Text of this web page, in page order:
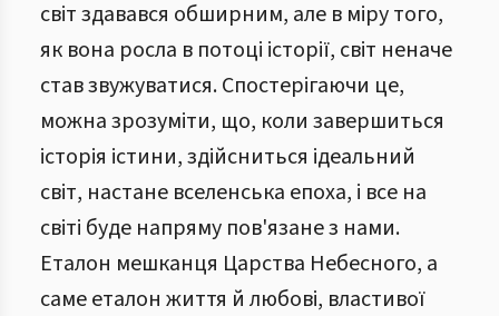
світ здавався обширним, але в міру того,
як вона росла в потоці історії, світ неначе
став звужуватися. Спостерігаючи це,
можна зрозуміти, що, коли завершиться
історія істини, здійсниться ідеальний
світ, настане вселенська епоха, і все на
світі буде напряму пов'язане з нами.
Еталон мешканця Царства Небесного, а
саме еталон життя й любові, властивої